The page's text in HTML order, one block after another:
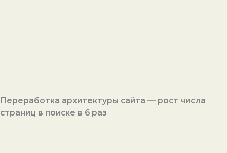
Переработка архитектуры сайта — рост числа
страниц в поиске в 6 раз